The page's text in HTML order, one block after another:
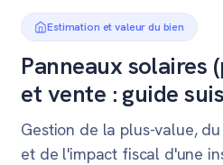
Estimation et valeur du bien
Panneaux solaires
et vente : guide
Gestion de la plus-value,
et de l'impact fiscal d'une